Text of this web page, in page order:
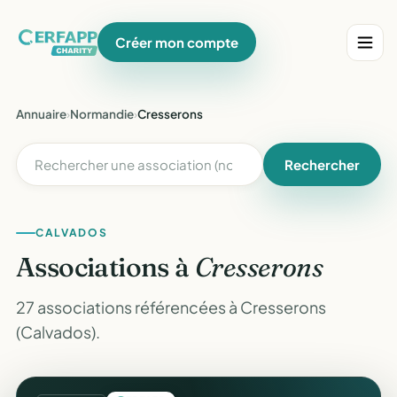
Créer mon compte
Annuaire›Normandie›Cresserons
Rechercher
CALVADOS
Associations à Cresserons
27 associations référencées à Cresserons
(Calvados).